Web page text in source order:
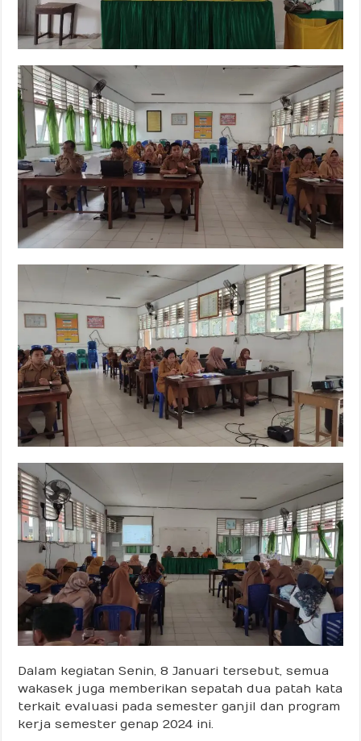
Dalam kegiatan Senin, 8 Januari tersebut, semua
wakasek juga memberikan sepatah dua patah kata
terkait evaluasi pada semester ganjil dan program
kerja semester genap 2024 ini.